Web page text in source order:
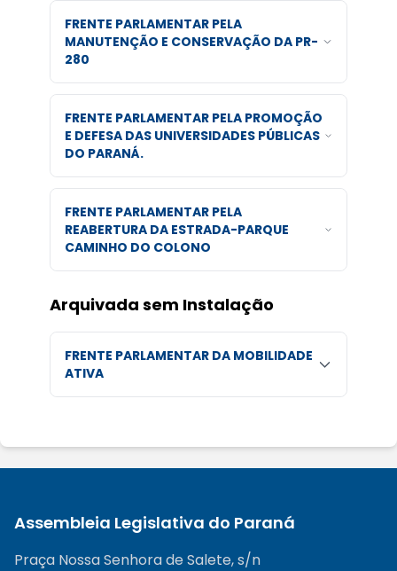
FRENTE PARLAMENTAR PELA
MANUTENÇÃO E CONSERVAÇÃO DA PR-
280
FRENTE PARLAMENTAR PELA PROMOÇÃO
E DEFESA DAS UNIVERSIDADES PÚBLICAS
DO PARANÁ.
FRENTE PARLAMENTAR PELA
REABERTURA DA ESTRADA-PARQUE
CAMINHO DO COLONO
Arquivada sem Instalação
FRENTE PARLAMENTAR DA MOBILIDADE
ATIVA
Assembleia Legislativa do Paraná
Praça Nossa Senhora de Salete, s/n